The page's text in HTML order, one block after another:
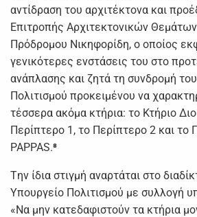
αντίδραση του αρχιτέκτονα και
Επιτροπής Αρχιτεκτονικών
Πρόδρομου Νικηφορίδη, ο οποίος
γενικότερες ενστάσεις του στο
ανάπλασης και ζητά τη συνδρομή
Πολιτισμού προκειμένου να
τέσσερα ακόμα κτήρια: το Κτήριο
Περίπτερο 1, το Περίπτερο 2 και το
PAPPAS.⁸
Tην ίδια στιγμή αναρτάται στο
Υπουργείο Πολιτισμού με συλλογή
«Να μην κατεδαφιστούν τα κτήρια